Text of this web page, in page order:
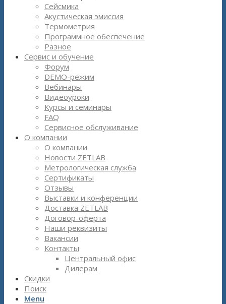
Сейсмика
Акустическая эмиссия
Термометрия
Программное обеспечение
Разное
Сервис и обучение
Форум
DEMO-режим
Вебинары
Видеоуроки
Курсы и семинары
FAQ
Сервисное обслуживание
О компании
О компании
Новости ZETLAB
Метрологическая служба
Сертификаты
Отзывы
Выставки и конференции
Доставка ZETLAB
Договор-оферта
Наши реквизиты
Вакансии
Контакты
Центральный офис
Дилерам
Скидки
Поиск
Menu